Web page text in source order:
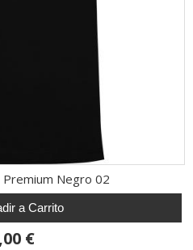
Negro 02
a Carrito
€